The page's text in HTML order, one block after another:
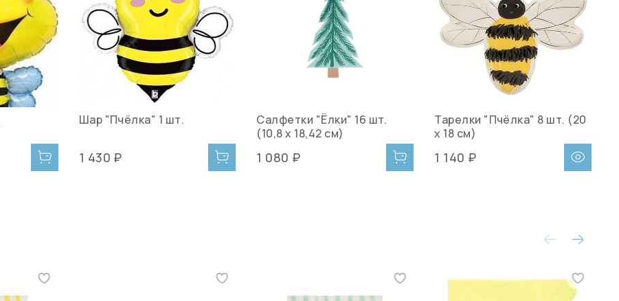
Шар "Пчёлка" 1 шт.
1 430 ₽
Салфетки "Ёлки" 16 шт.
(10,8 x 18,42 см)
1 080 ₽
Тарелки "Пчёлка" 8 шт. (20
х 18 см)
1 140 ₽